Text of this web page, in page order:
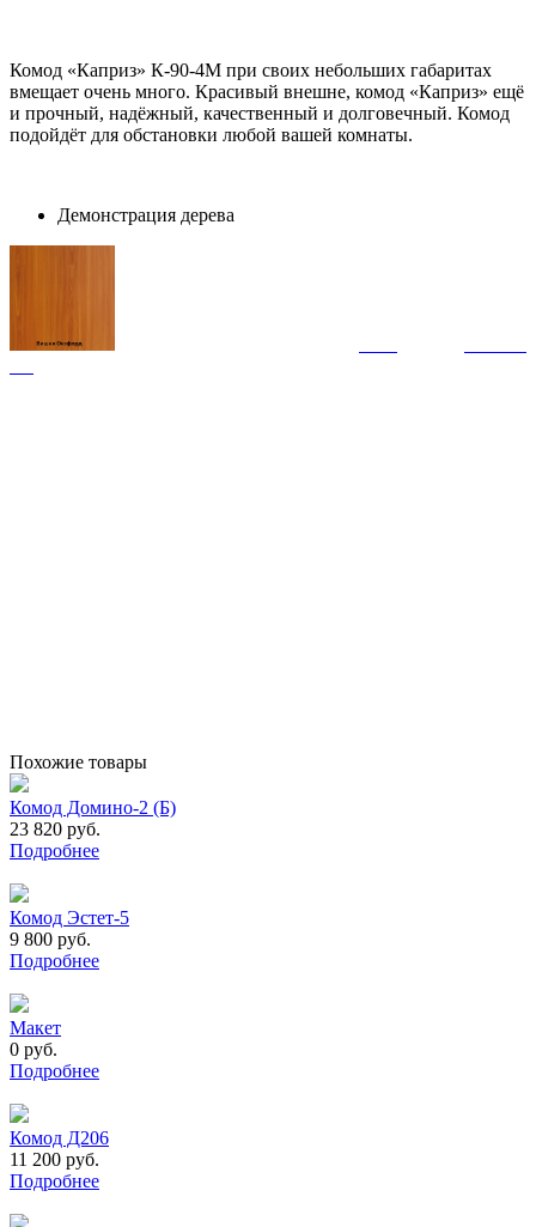
Комод «Каприз» К-90-4М при своих небольших габаритах
вмещает очень много. Красивый внешне, комод «Каприз» ещё
и прочный, надёжный, качественный и долговечный. Комод
подойдёт для обстановки любой вашей комнаты.
Демонстрация дерева
Похожие товары
Комод Домино-2 (Б)
23 820 руб.
Подробнее
Комод Эстет-5
9 800 руб.
Подробнее
Макет
0 руб.
Подробнее
Комод Д206
11 200 руб.
Подробнее